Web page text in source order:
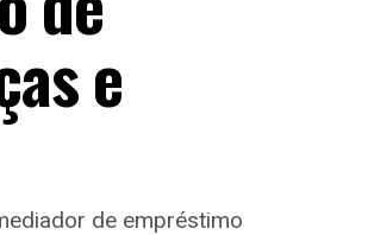
e
de empréstimo